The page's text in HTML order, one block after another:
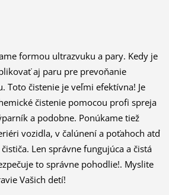
formou ultrazvuku a pary. Kedy je
aj paru pre prevoňanie
Toto čistenie je veľmi efektívna! Je
čistenie pomocou profi spreja
a podobne. Ponúkame tiež
vozidla, v čalúnení a poťahoch atď
Len správne fungujúca a čistá
to správne pohodlie!. Myslite
Vašich detí!